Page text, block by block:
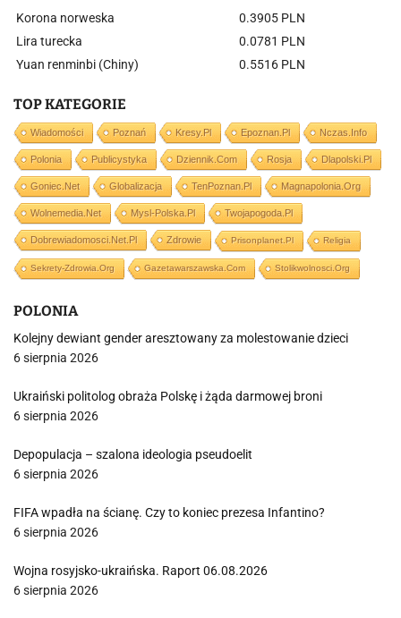
Korona norweska
0.3905 PLN
Lira turecka
0.0781 PLN
Yuan renminbi (Chiny)
0.5516 PLN
TOP KATEGORIE
Wiadomości Poznań Kresy.pl Epoznan.pl Nczas.info
Polonia Publicystyka Dziennik.com Rosja Dlapolski.pl
Goniec.net Globalizacja TenPoznan.pl Magnapolonia.org
Wolnemedia.net Mysl-Polska.pl Twojapogoda.pl
Dobrewiadomosci.net.pl Zdrowie Prisonplanet.pl Religia
Sekrety-Zdrowia.org Gazetawarszawska.com Stolikwolnosci.org
POLONIA
Kolejny dewiant gender aresztowany za molestowanie dzieci
6 sierpnia 2026
Ukraiński politolog obraża Polskę i żąda darmowej broni
6 sierpnia 2026
Depopulacja – szalona ideologia pseudoelit
6 sierpnia 2026
FIFA wpadła na ścianę. Czy to koniec prezesa Infantino?
6 sierpnia 2026
Wojna rosyjsko-ukraińska. Raport 06.08.2026
6 sierpnia 2026